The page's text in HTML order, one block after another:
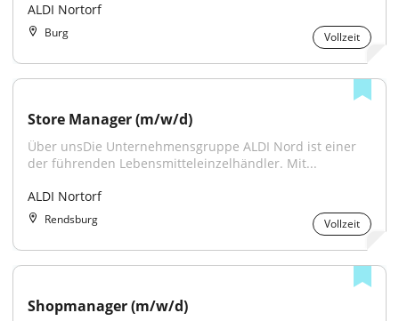
ALDI Nortorf
Burg Vollzeit
Store Manager (m/w/d)
Über unsDie Unternehmensgruppe ALDI Nord ist einer
der führenden Lebensmitteleinzelhändler. Mit...
ALDI Nortorf
Rendsburg Vollzeit
Shopmanager (m/w/d)